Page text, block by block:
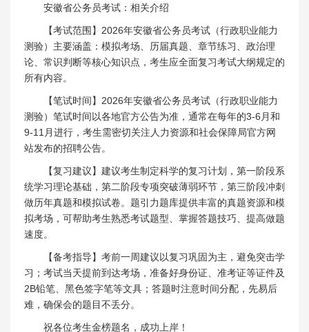
安徽省公务员考试：相关介绍
【考试范围】2026年安徽省公务员考试（行政职业能力
测验）主要涵盖：模拟考场、历届真题、章节练习、政治理
论、常识判断等核心知识点，考生应全面复习考试大纲规定的
所有内容。
【笔试时间】2026年安徽省公务员考试（行政职业能力
测验）笔试时间以各地官方公告为准，通常在每年的3-6月和
9-11月进行，考生需密切关注人力资源和社会保障局官方网
站发布的招聘公告。
【复习建议】建议考生制定科学的复习计划，第一阶段系
统学习理论基础，第二阶段专项突破薄弱环节，第三阶段冲刺
做历年真题和模拟试卷。题引力题库提供丰富的真题资源和模
拟考场，可帮助考生熟悉考试题型、掌握答题技巧、提高做题
速度。
【备考指导】考前一周建议以复习巩固为主，避免突击学
习；考试当天提前到达考场，准备好身份证、准考证等证件及
2B铅笔、黑色签字笔等文具；答题时注意时间分配，先易后
难，确保会的题目不丢分。
祝各位考生金榜题名，成功上岸！